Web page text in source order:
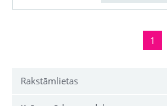
Rakstāmlietas
1